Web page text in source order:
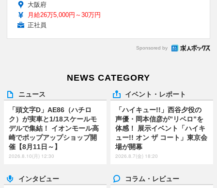
大阪府
月給26万5,000円～30万円
正社員
Sponsored by
NEWS CATEGORY
ニュース
「頭文字D」AE86（ハチロ
ク）が実車と1/18スケールモ
デルで集結！ イオンモール高
崎でポップアップショップ開
催【8月11日～】
2026.8.10(月) 12:30
イベント・レポート
「ハイキュー!!」西谷夕役の
声優・岡本信彦が”リベロ”を
体感！ 展示イベント「ハイキ
ュー!! オン ザ コート」東京会
場が開幕
2026.8.7(金) 18:20
インタビュー コラム・レビュー